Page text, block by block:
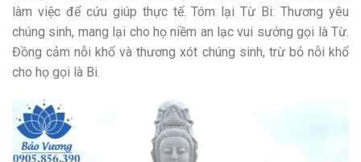
làm việc để cứu giúp thực tế. Tóm lại Từ Bi: Thương yêu
chúng sinh, mang lại cho họ niềm an lạc vui sướng gọi là Từ.
Đồng cảm nỗi khổ và thương xót chúng sinh, trừ bỏ nỗi khổ
cho họ gọi là Bi.